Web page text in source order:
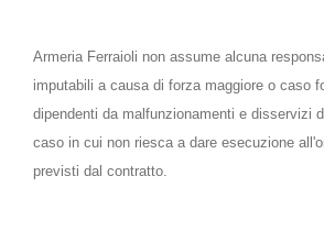
Armeria Ferraioli non assume alcuna
imputabili a causa di forza maggiore o caso
dipendenti da malfunzionamenti e disservizi
caso in cui non riesca a dare esecuzione
previsti dal contratto.